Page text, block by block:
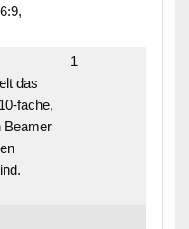
das
fache,
Beamer
1